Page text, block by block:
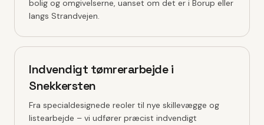
bolig og omgivelserne, uanset om det er i Borup eller
langs Strandvejen.
Indvendigt tømrerarbejde i
Snekkersten
Fra specialdesignede reoler til nye skillevægge og
listearbejde – vi udfører præcist indvendigt